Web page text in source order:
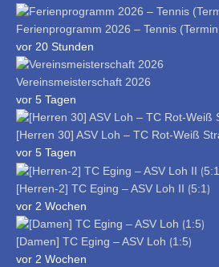
Ferienprogramm 2026 – Tennis
vor 20 Stunden
Vereinsmeisterschaft 2026
vor 5 Tagen
[Herren 30] ASV Loh – TC Rot-Weiß
vor 5 Tagen
[Herren-2] TC Eging – ASV Loh II ⟮5:1⟯
vor 2 Wochen
[Damen] TC Eging – ASV Loh ⟮1:5⟯
vor 2 Wochen